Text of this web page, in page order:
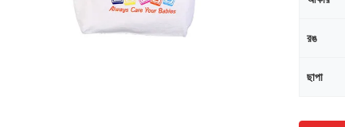
রঙ
ছাপা